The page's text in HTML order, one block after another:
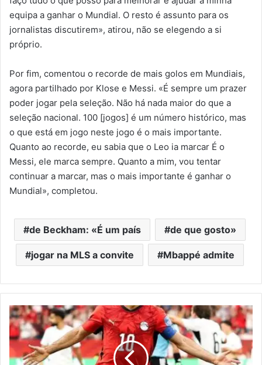
equipa a ganhar o Mundial. O resto é assunto para os
jornalistas discutirem», atirou, não se elegendo a si
próprio.
Por fim, comentou o recorde de mais golos em Mundiais,
agora partilhado por Klose e Messi. «É sempre um prazer
poder jogar pela seleção. Não há nada maior do que a
seleção nacional. 100 [jogos] é um número histórico, mas
o que está em jogo neste jogo é o mais importante.
Quanto ao recorde, eu sabia que o Leo ia marcar É o
Messi, ele marca sempre. Quanto a mim, vou tentar
continuar a marcar, mas o mais importante é ganhar o
Mundial», completou.
de Beckham: «É um país de que gosto»
jogar na MLS a convite Mbappé admite
Salah
lidera
reviravolta
e
coloca